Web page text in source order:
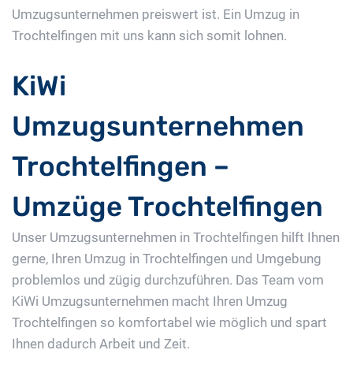
Umzugsunternehmen preiswert ist. Ein Umzug in
Trochtelfingen mit uns kann sich somit lohnen.
KiWi
Umzugsunternehmen
Trochtelfingen –
Umzüge Trochtelfingen
Unser Umzugsunternehmen in Trochtelfingen hilft Ihnen
gerne, Ihren Umzug in Trochtelfingen und Umgebung
problemlos und zügig durchzuführen. Das Team vom
KiWi Umzugsunternehmen macht Ihren Umzug
Trochtelfingen so komfortabel wie möglich und spart
Ihnen dadurch Arbeit und Zeit.